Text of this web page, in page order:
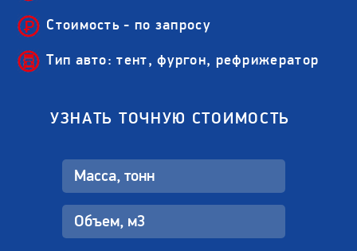
Стоимость - по запросу
Тип авто: тент, фургон, рефрижератор
УЗНАТЬ ТОЧНУЮ СТОИМОСТЬ